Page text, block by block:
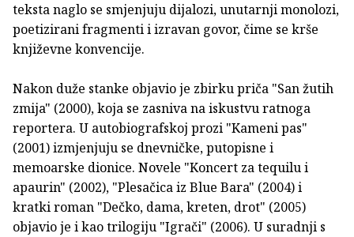
teksta naglo se smjenjuju dijalozi, unutarnji monolozi,
poetizirani fragmenti i izravan govor, čime se krše
književne konvencije.
Nakon duže stanke objavio je zbirku priča "San žutih
zmija" (2000), koja se zasniva na iskustvu ratnoga
reportera. U autobiografskoj prozi "Kameni pas"
(2001) izmjenjuju se dnevničke, putopisne i
memoarske dionice. Novele "Koncert za tequilu i
apaurin" (2002), "Plesačica iz Blue Bara" (2004) i
kratki roman "Dečko, dama, kreten, drot" (2005)
objavio je i kao trilogiju "Igrači" (2006). U suradnji s